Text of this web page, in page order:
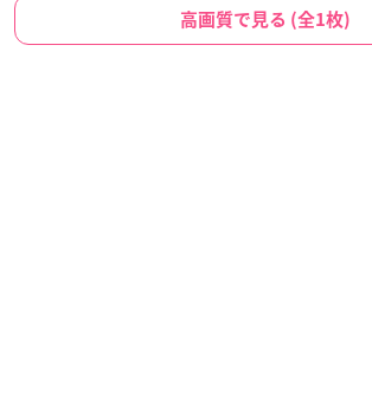
高画質で見る (全1枚)